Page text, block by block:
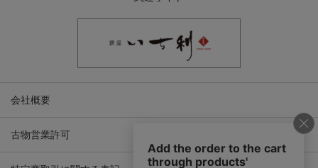
会社概要
古物営業許可